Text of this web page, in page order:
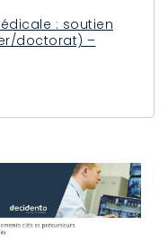
: soutien
doctorat) –